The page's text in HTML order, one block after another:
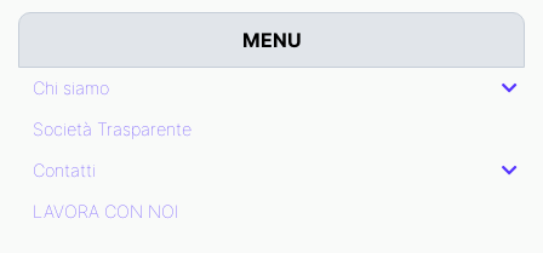
MENU
Chi siamo
Società Trasparente
Contatti
LAVORA CON NOI